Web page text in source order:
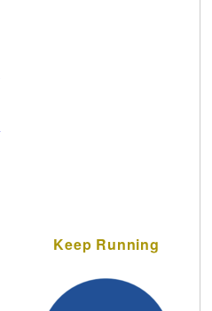
Keep Running